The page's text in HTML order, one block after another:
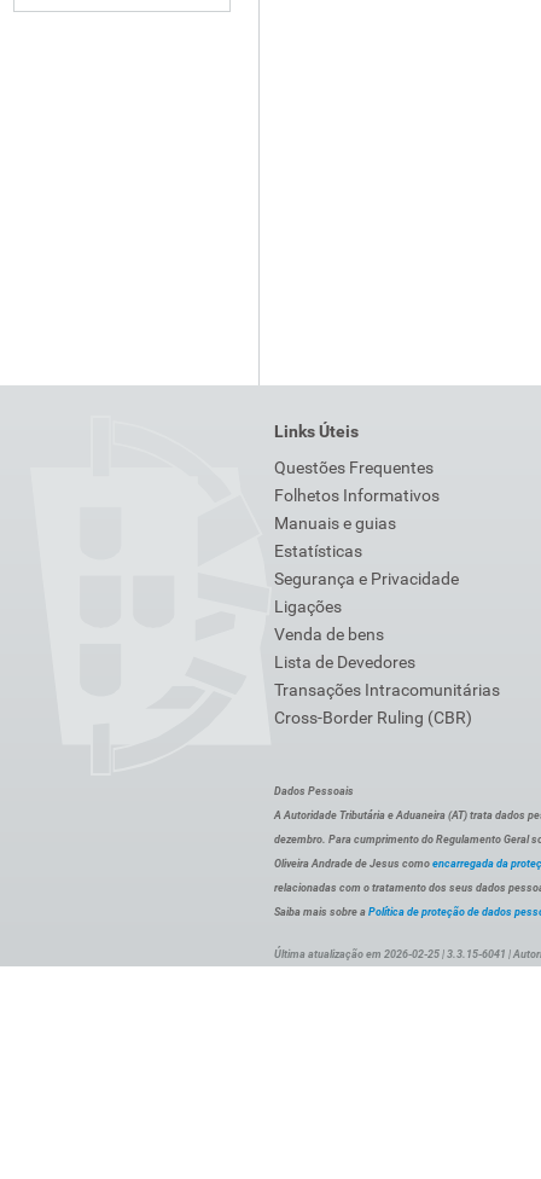
Links Úteis
Questões Frequentes
Folhetos Informativos
Manuais e guias
Estatísticas
Segurança e Privacidade
Ligações
Venda de bens
Lista de Devedores
Transações Intracomunitárias
Cross-Border Ruling (CBR)
Dados Pessoais
A Autoridade Tributária e Aduaneira (AT) trata dados
dezembro. Para cumprimento do Regulamento Geral
Oliveira Andrade de Jesus como encarregada da
relacionadas com o tratamento dos seus dados
Saiba mais sobre a Política de proteção de dados
Última atualização em 2026-02-25 | 3.3.15-6041 |